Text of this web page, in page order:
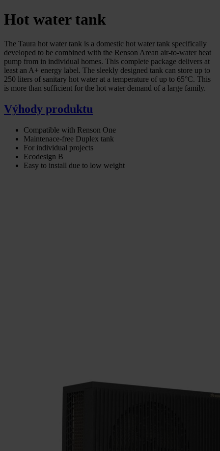
Hot water tank
The Taura hot water tank is a domestic hot water tank specifically
developed to be combined with the Renson Arean air-to-water heat
pump from in individual homes. This complete package delivers at
least an A+ energy label. The sleekly designed tank can store up to
250 liters of sanitary hot water at a temperature of up to 65°C. This
is more than sufficient for the hot water demand of a large family.
Výhody produktu
Compatible with Renson One
Maintenace-free Duplex tank
For individual projects
Ecodesign B
Easy to install due to low weight